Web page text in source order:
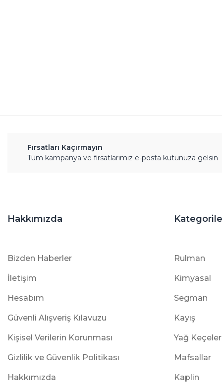
Fırsatları Kaçırmayın
Tüm kampanya ve fırsatlarımız e-posta kutunuza gelsin
Hakkımızda
Bizden Haberler
İletişim
Hesabım
Güvenli Alışveriş Kılavuzu
Kişisel Verilerin Korunması
Gizlilik ve Güvenlik Politikası
Hakkımızda
Rulman
Kimyasal
Segman
Kayış
Yağ
Mafsallar
Kaplin